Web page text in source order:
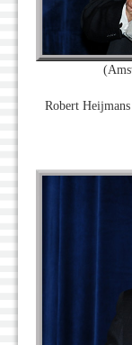
Robert